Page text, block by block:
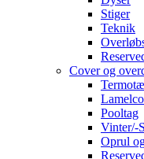
Stiger
Teknik
Cover og
Pooltag
Vinter/-
Oprul